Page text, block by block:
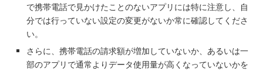
で携帯電話で見かけたことのないアプリには特に注意し、自
分では行っていない設定の変更がないか常に確認してくださ
い。
さらに、携帯電話の請求額が増加していないか、あるいは一
部のアプリで通常よりデータ使用量が高くなっていないかを